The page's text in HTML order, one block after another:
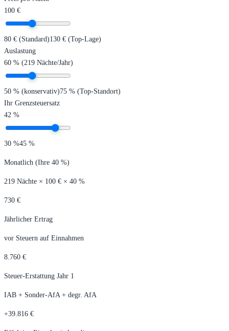
100 €
80 € (Standard)130 € (Top-Lage)
Auslastung
60 % (219 Nächte/Jahr)
50 % (konservativ)75 % (Top-Standort)
Ihr Grenzsteuersatz
42 %
30 %45 %
Monatlich (Ihre 40 %)
219 Nächte × 100 € × 40 %
730 €
Jährlicher Ertrag
vor Steuern auf Einnahmen
8.760 €
Steuer-Erstattung Jahr 1
IAB + Sonder-AfA + degr. AfA
+39.816 €